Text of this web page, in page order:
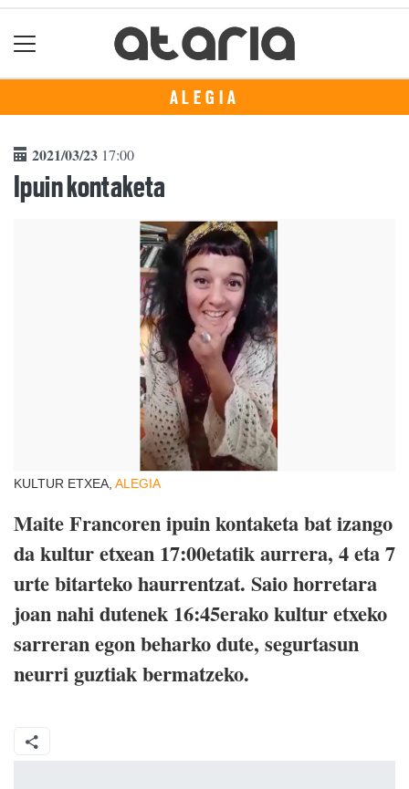
ALEGIA
2021/03/23 17:00
Ipuin kontaketa
KULTUR ETXEA, ALEGIA
Maite Francoren ipuin kontaketa bat izango
da kultur etxean 17:00etatik aurrera, 4 eta 7
urte bitarteko haurrentzat. Saio horretara
joan nahi dutenek 16:45erako kultur etxeko
sarreran egon beharko dute, segurtasun
neurri guztiak bermatzeko.